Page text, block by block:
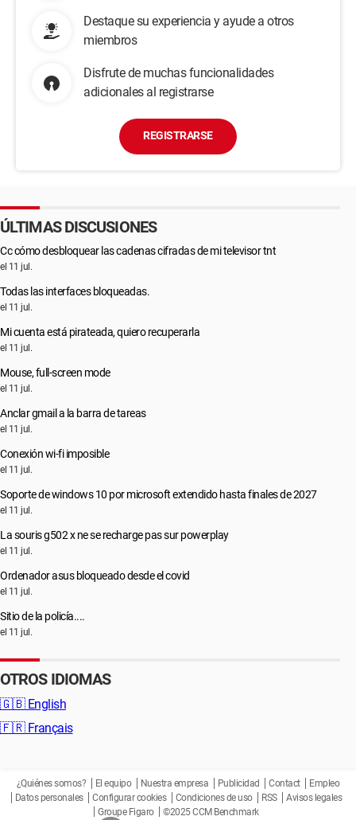
Destaque su experiencia y ayude a otros
miembros
Disfrute de muchas funcionalidades
adicionales al registrarse
REGISTRARSE
ÚLTIMAS DISCUSIONES
Cc cómo desbloquear las cadenas cifradas de mi televisor tnt
el 11 jul.
Todas las interfaces bloqueadas.
el 11 jul.
Mi cuenta está pirateada, quiero recuperarla
el 11 jul.
Mouse, full-screen mode
el 11 jul.
Anclar gmail a la barra de tareas
el 11 jul.
Conexión wi-fi imposible
el 11 jul.
Soporte de windows 10 por microsoft extendido hasta finales de 2027
el 11 jul.
La souris g502 x ne se recharge pas sur powerplay
el 11 jul.
Ordenador asus bloqueado desde el covid
el 11 jul.
Sitio de la policía....
el 11 jul.
OTROS IDIOMAS
🇬🇧 English
🇫🇷 Français
¿Quiénes somos? El equipo Nuestra empresa Publicidad Contact
Empleo
Datos personales
Configurar cookies Condiciones de uso RSS
Avisos legales
Groupe Figaro
©2025 CCM Benchmark